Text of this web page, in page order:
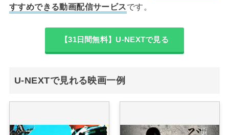
すすめできる動画配信サービスです。
【31日間無料】U-NEXTで見る
U-NEXTで見れる映画一例